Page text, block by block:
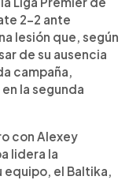
2-2 ante
lesión que, según
de su ausencia
campaña,
la segunda
con Alexey
lidera la
equipo, el Baltika,